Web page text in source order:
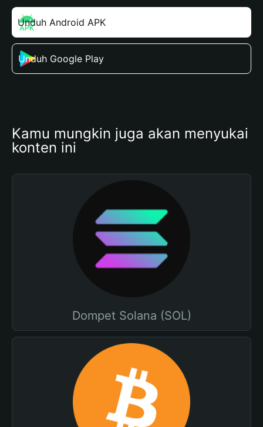
Unduh Android APK
Unduh Google Play
Kamu mungkin juga akan menyukai
konten ini
Dompet Solana (SOL)